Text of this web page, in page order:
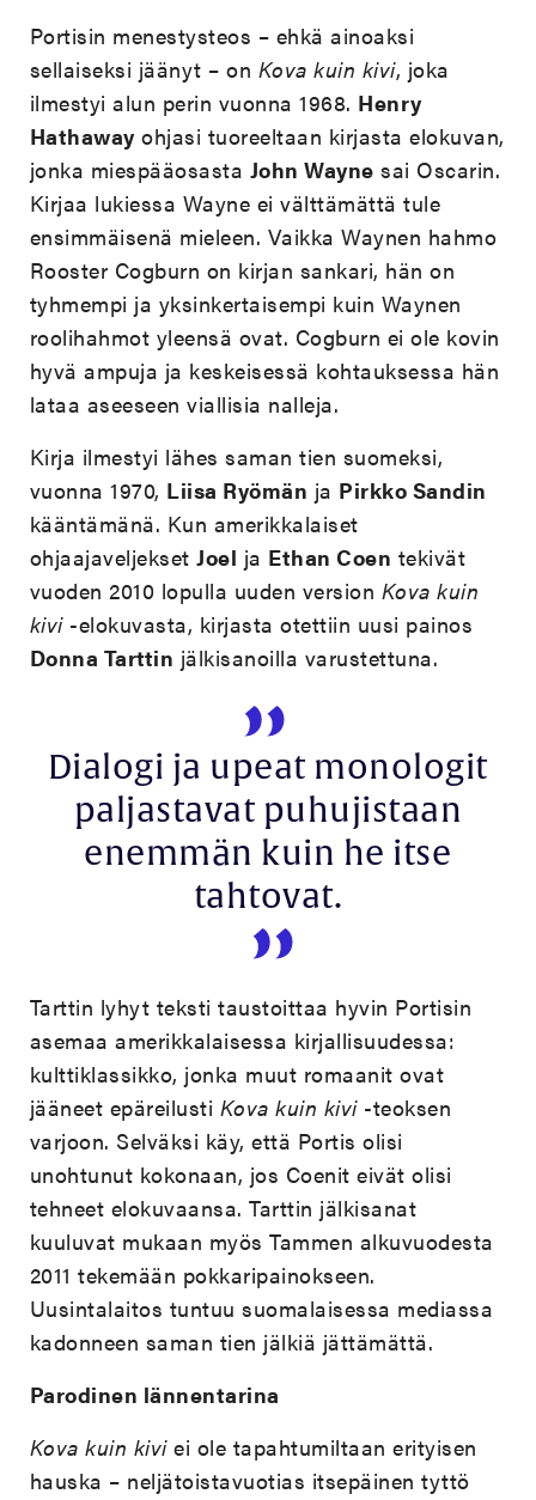
Portisin menestysteos – ehkä ainoaksi
sellaiseksi jäänyt – on Kova kuin kivi, joka
ilmestyi alun perin vuonna 1968. Henry
Hathaway ohjasi tuoreeltaan kirjasta elokuvan,
jonka miespääosasta John Wayne sai Oscarin.
Kirjaa lukiessa Wayne ei välttämättä tule
ensimmäisenä mieleen. Vaikka Waynen hahmo
Rooster Cogburn on kirjan sankari, hän on
tyhmempi ja yksinkertaisempi kuin Waynen
roolihahmot yleensä ovat. Cogburn ei ole kovin
hyvä ampuja ja keskeisessä kohtauksessa hän
lataa aseeseen viallisia nalleja.
Kirja ilmestyi lähes saman tien suomeksi,
vuonna 1970, Liisa Ryömän ja Pirkko Sandin
kääntämänä. Kun amerikkalaiset
ohjaajaveljeksetJoel ja Ethan Coen tekivät
vuoden 2010 lopulla uuden version Kova kuin
kivi -elokuvasta, kirjasta otettiin uusi painos
Donna Tarttin jälkisanoilla varustettuna.
Dialogi ja upeat monologit
paljastavat puhujistaan
enemmän kuin he itse
tahtovat.
Tarttin lyhyt teksti taustoittaa hyvin Portisin
asemaa amerikkalaisessa kirjallisuudessa:
kulttiklassikko, jonka muut romaanit ovat
jääneet epäreilusti Kova kuin kivi -teoksen
varjoon. Selväksi käy, että Portis olisi
unohtunut kokonaan, jos Coenit eivät olisi
tehneet elokuvaansa. Tarttin jälkisanat
kuuluvat mukaan myös Tammen alkuvuodesta
2011 tekemään pokkaripainokseen.
Uusintalaitos tuntuu suomalaisessa mediassa
kadonneen saman tien jälkiä jättämättä.
Parodinen lännentarina
Kova kuin kiviei ole tapahtumiltaan erityisen
hauska – neljätoistavuotias itsepäinen tyttö